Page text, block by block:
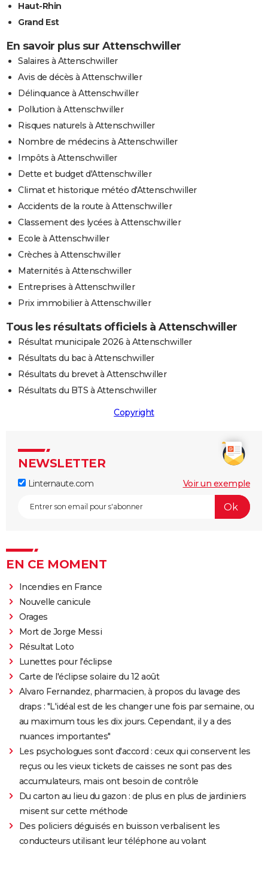
Haut-Rhin
Grand Est
En savoir plus sur Attenschwiller
Salaires à Attenschwiller
Avis de décès à Attenschwiller
Délinquance à Attenschwiller
Pollution à Attenschwiller
Risques naturels à Attenschwiller
Nombre de médecins à Attenschwiller
Impôts à Attenschwiller
Dette et budget d'Attenschwiller
Climat et historique météo d'Attenschwiller
Accidents de la route à Attenschwiller
Classement des lycées à Attenschwiller
Ecole à Attenschwiller
Crèches à Attenschwiller
Maternités à Attenschwiller
Entreprises à Attenschwiller
Prix immobilier à Attenschwiller
Tous les résultats officiels à Attenschwiller
Résultat municipale 2026 à Attenschwiller
Résultats du bac à Attenschwiller
Résultats du brevet à Attenschwiller
Résultats du BTS à Attenschwiller
Copyright
NEWSLETTER
Linternaute.com Voir un exemple
EN CE MOMENT
Incendies en France
Nouvelle canicule
Orages
Mort de Jorge Messi
Résultat Loto
Lunettes pour l'éclipse
Carte de l'éclipse solaire du 12 août
Alvaro Fernandez, pharmacien, à propos du lavage des
draps : "L'idéal est de les changer une fois par semaine, ou
au maximum tous les dix jours. Cependant, il y a des
nuances importantes"
Les psychologues sont d'accord : ceux qui conservent les
reçus ou les vieux tickets de caisses ne sont pas des
accumulateurs, mais ont besoin de contrôle
Du carton au lieu du gazon : de plus en plus de jardiniers
misent sur cette méthode
Des policiers déguisés en buisson verbalisent les
conducteurs utilisant leur téléphone au volant